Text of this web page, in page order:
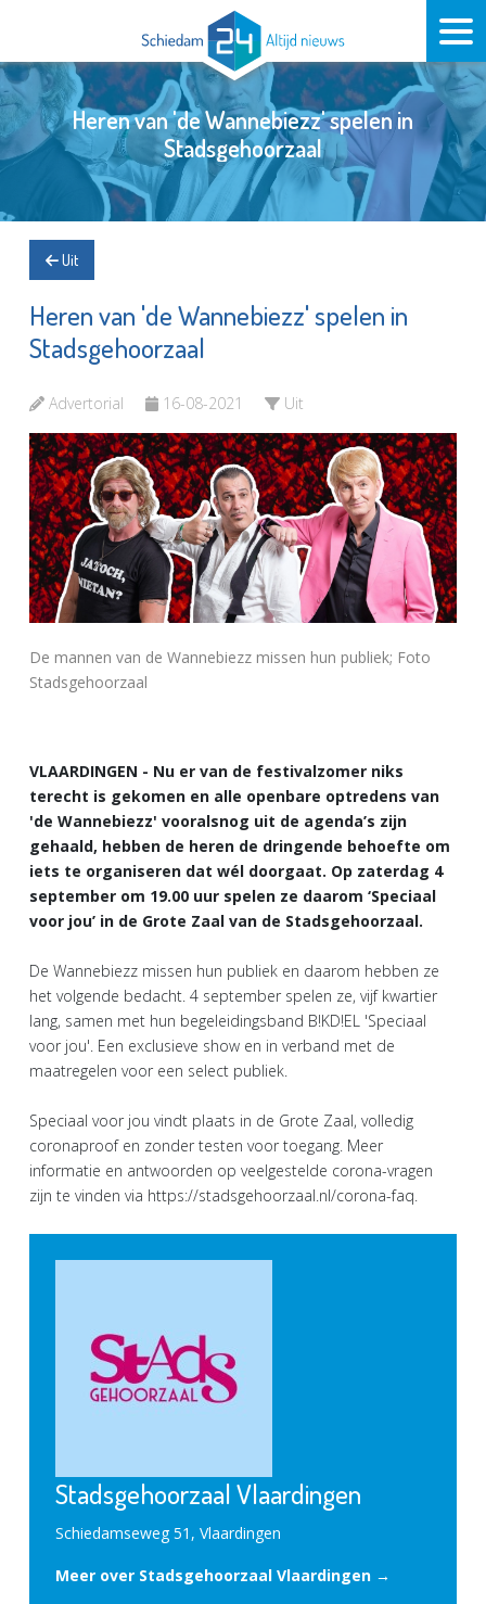
Heren van 'de Wannebiezz' spelen in
Stadsgehoorzaal
Uit
Heren van 'de Wannebiezz' spelen in
Stadsgehoorzaal
Advertorial 16-08-2021 Uit
De mannen van de Wannebiezz missen hun publiek; Foto
Stadsgehoorzaal
VLAARDINGEN - Nu er van de festivalzomer niks
terecht is gekomen en alle openbare optredens van
'de Wannebiezz' vooralsnog uit de agenda’s zijn
gehaald, hebben de heren de dringende behoefte om
iets te organiseren dat wél doorgaat. Op zaterdag 4
september om 19.00 uur spelen ze daarom ‘Speciaal
voor jou’ in de Grote Zaal van de Stadsgehoorzaal.
De Wannebiezz missen hun publiek en daarom hebben ze
het volgende bedacht. 4 september spelen ze, vijf kwartier
lang, samen met hun begeleidingsband B!KD!EL 'Speciaal
voor jou'. Een exclusieve show en in verband met de
maatregelen voor een select publiek.
Speciaal voor jou vindt plaats in de Grote Zaal, volledig
coronaproof en zonder testen voor toegang. Meer
informatie en antwoorden op veelgestelde corona-vragen
zijn te vinden via https://stadsgehoorzaal.nl/corona-faq.
Stadsgehoorzaal Vlaardingen
Schiedamseweg 51, Vlaardingen
Meer over Stadsgehoorzaal Vlaardingen →